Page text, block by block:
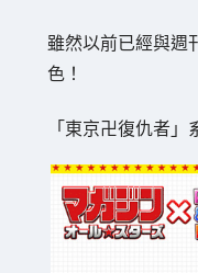
雖然以前已經與週
色！
「東京卍復仇者」